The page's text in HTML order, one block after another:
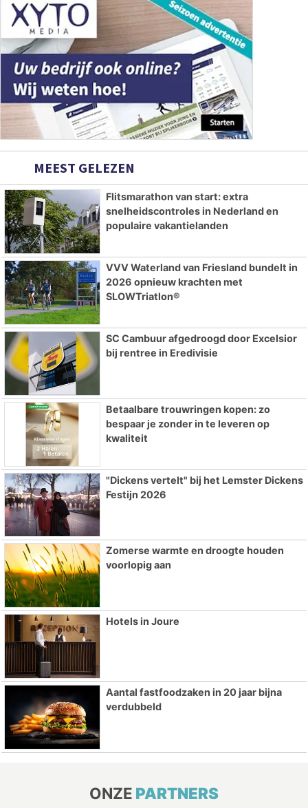
MEEST GELEZEN
Flitsmarathon van start: extra
snelheidscontroles in Nederland en
populaire vakantielanden
VVV Waterland van Friesland bundelt in
2026 opnieuw krachten met
SLOWTriatlon®
SC Cambuur afgedroogd door Excelsior
bij rentree in Eredivisie
Betaalbare trouwringen kopen: zo
bespaar je zonder in te leveren op
kwaliteit
"Dickens vertelt" bij het Lemster Dickens
Festijn 2026
Zomerse warmte en droogte houden
voorlopig aan
Hotels in Joure
Aantal fastfoodzaken in 20 jaar bijna
verdubbeld
ONZE PARTNERS